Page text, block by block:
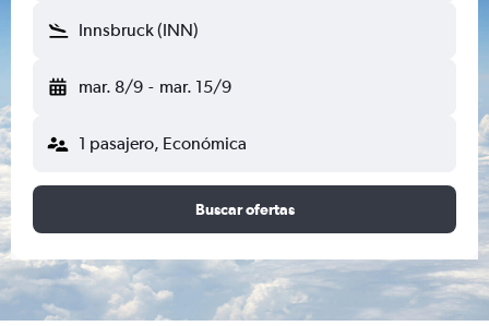
Innsbruck (INN)
mar. 8/9 - mar. 15/9
1 pasajero, Económica
Buscar ofertas